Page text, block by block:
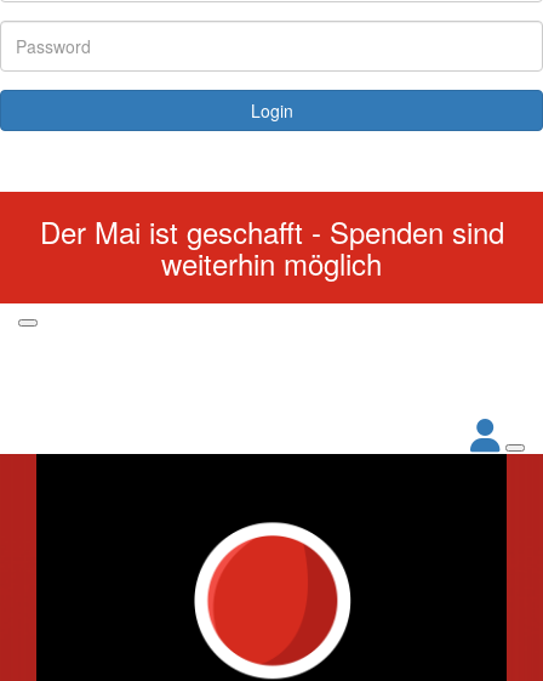
Login
Der Mai ist geschafft - Spenden sind
weiterhin möglich